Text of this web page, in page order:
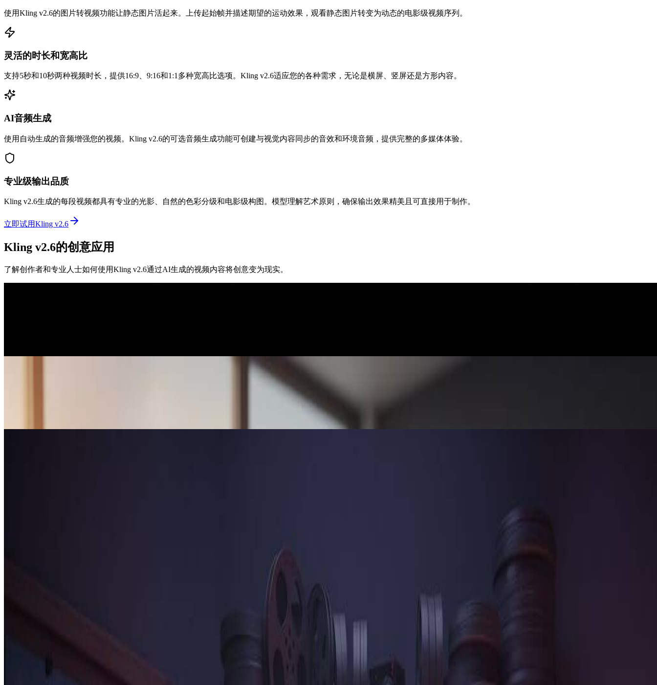
使用Kling v2.6的图片转视频功能让静态图片活起来。上传起始帧并描述期望的运动效果，观看静态图片转变为动态的电影级视频序列。
灵活的时长和宽高比
支持5秒和10秒两种视频时长，提供16:9、9:16和1:1多种宽高比选项。Kling v2.6适应您的各种需求，无论是横屏、竖屏还是方形内容。
AI音频生成
使用自动生成的音频增强您的视频。Kling v2.6的可选音频生成功能可创建与视觉内容同步的音效和环境音频，提供完整的多媒体体验。
专业级输出品质
Kling v2.6生成的每段视频都具有专业的光影、自然的色彩分级和电影级构图。模型理解艺术原则，确保输出效果精美且可直接用于制作。
立即试用Kling v2.6
Kling v2.6的创意应用
了解创作者和专业人士如何使用Kling v2.6通过AI生成的视频内容将创意变为现实。
营销团队利用Kling v2.6创建专业的产品视频和推广内容，无需昂贵的制作团队。AI生成的视频精美绝伦，能够有效展示产品和服务。
一分钟内即可开始使用Kling v2.6生成AI视频。我们简化的工作流程让每个人都能轻松实现专业级视频创作。
创建Sketchto账号即可立即获得Kling v2.6的免费积分。无需付费即可开始体验AI视频生成的强大功能。